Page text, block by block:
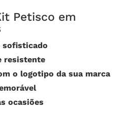
Petisco em
sofisticado
resistente
o logotipo da sua marca
ocasiões